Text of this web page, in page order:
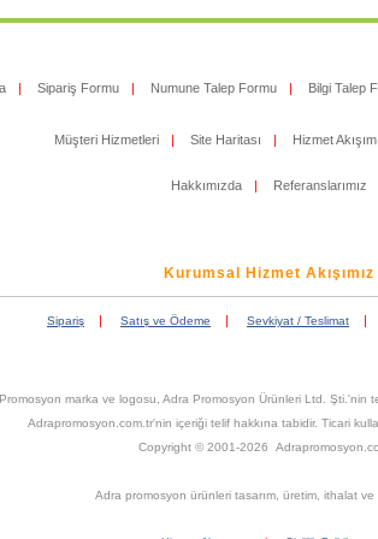
| Sipariş Formu | Numune Talep Formu | Bilgi Talep
Müşteri Hizmetleri | Site Haritası | Hizmet
Hakkımızda | Referanslarımız
Kurumsal Hizmet Akışımız
Sipariş | Satış ve Ödeme | Sevkiyat / Teslimat |
marka ve logosu, Adra Promosyon Ürünleri Ltd. Şti.'nin
Adrapromosyon.com.tr'nin içeriği telif hakkına tabidir. Ticari
Copyright © 2001-2026
Adra promosyon ürünleri tasarım, üretim, ithalat ve